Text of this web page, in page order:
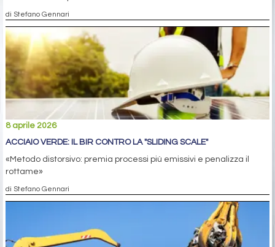
di Stefano Gennari
8 aprile 2026
ACCIAIO VERDE: IL BIR CONTRO LA "SLIDING SCALE"
«Metodo distorsivo: premia processi più emissivi e penalizza il
rottame»
di Stefano Gennari